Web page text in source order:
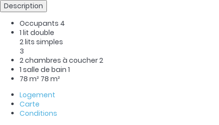
Description
Occupants 4
1 lit double
2 lits simples
3
2 chambres à coucher2
1 salle de bain 1
78 m² 78 m²
Logement
Carte
Conditions